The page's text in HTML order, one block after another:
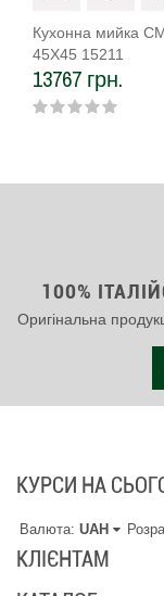
Кухонна мийка
45Х45 15211
13767 грн.
100%
Оригінальна
КУРСИ НА
Валюта: UAH
КЛІЄНТАМ